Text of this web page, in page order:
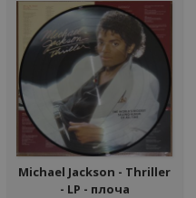
Michael Jackson - Thriller
- LP - плоча